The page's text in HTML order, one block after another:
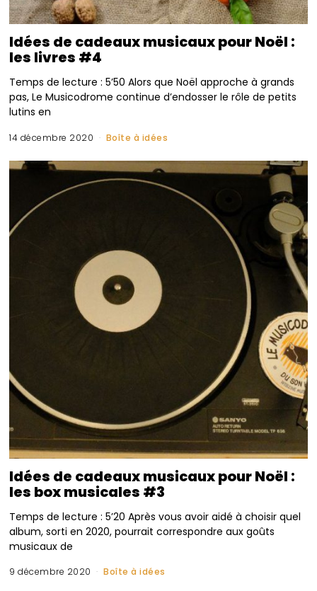
Idées de cadeaux musicaux pour Noël :
les livres #4
Temps de lecture : 5’50 Alors que Noël approche à grands
pas, Le Musicodrome continue d’endosser le rôle de petits
lutins en
14 décembre 2020 Boîte à idées
Idées de cadeaux musicaux pour Noël :
les box musicales #3
Temps de lecture : 5’20 Après vous avoir aidé à choisir quel
album, sorti en 2020, pourrait correspondre aux goûts
musicaux de
9 décembre 2020 Boîte à idées